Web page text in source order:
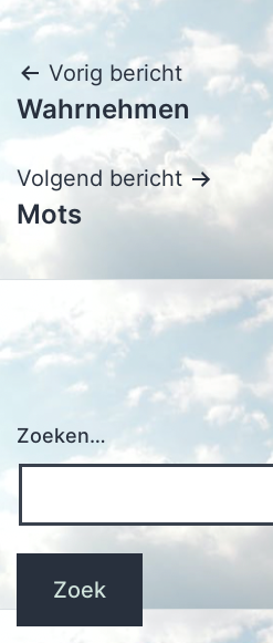
Bericht
navigatie
Vorig bericht
Wahrnehmen
Volgend bericht
Mots
Zoeken…